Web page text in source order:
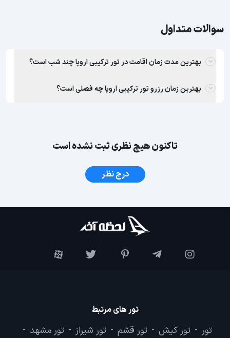
سوالات متداول
بهترین مدت زمان اقامت در تور ترکیبی اروپا چند شب است؟
بهترین زمان رزرو تور ترکیبی اروپا چه فصلی است؟
تاکنون هیچ نظری ثبت نشده است
درج نظر
تور های مرتبط
تور - تور کیش - تور قشم - تور شیراز - تور مشهد -